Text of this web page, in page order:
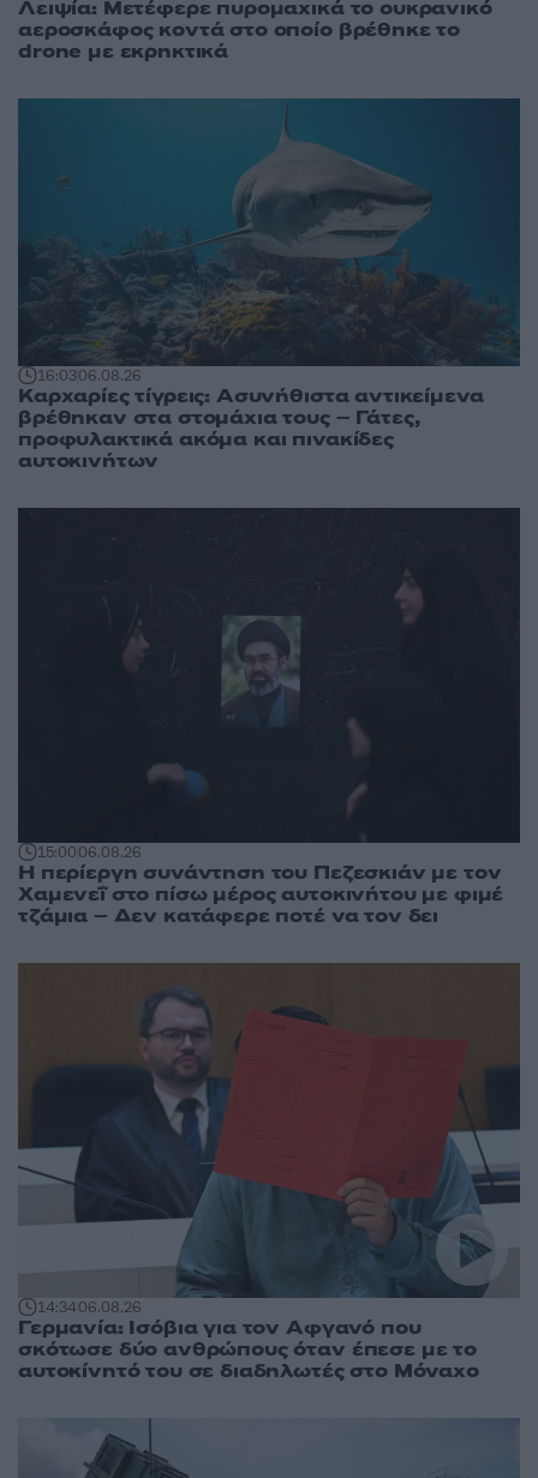
Λειψία: Μετέφερε πυρομαχικά το ουκρανικό
αεροσκάφος κοντά στο οποίο βρέθηκε το
drone με εκρηκτικά
16:0306.08.26
Καρχαρίες τίγρεις: Ασυνήθιστα αντικείμενα
βρέθηκαν στα στομάχια τους – Γάτες,
προφυλακτικά ακόμα και πινακίδες
αυτοκινήτων
15:0006.08.26
Η περίεργη συνάντηση του Πεζεσκιάν με τον
Χαμενεΐ στο πίσω μέρος αυτοκινήτου με φιμέ
τζάμια – Δεν κατάφερε ποτέ να τον δει
14:3406.08.26
Γερμανία: Ισόβια για τον Αφγανό που
σκότωσε δύο ανθρώπους όταν έπεσε με το
αυτοκίνητό του σε διαδηλωτές στο Μόναχο